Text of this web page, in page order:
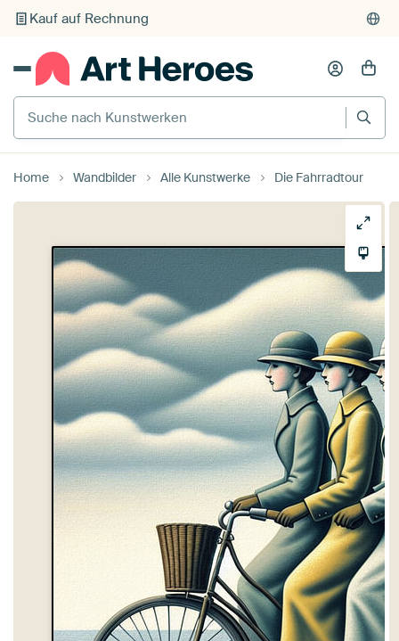
Kauf auf Rechnung
Individueller Druck auf Bestellung
Suche nach Kunstwerken
Home Wandbilder Alle Kunstwerke Die Fahrradtour